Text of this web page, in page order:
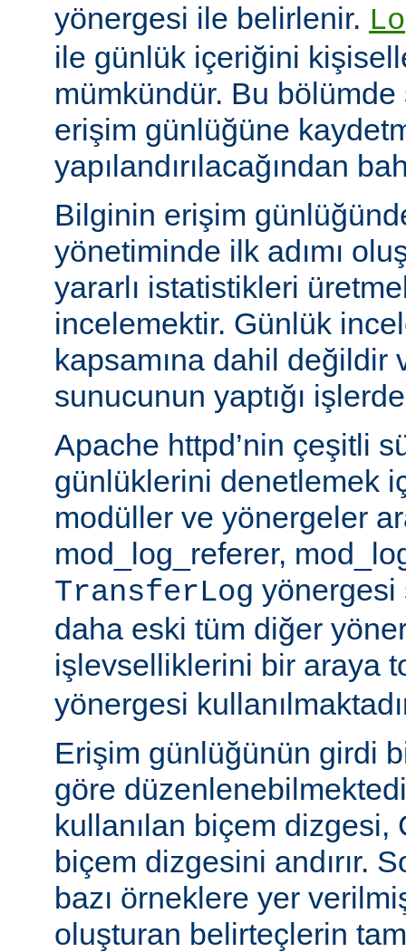
yönergesi ile belirlenir.
ile günlük içeriğini
mümkündür. Bu
erişim günlüğüne
yapılandırılacağından
Bilginin erişim
yönetiminde ilk adımı
yararlı istatistikleri
incelemektir. Günlük
kapsamına dahil değildir
sunucunun yaptığı
Apache httpd’nin çeşitli
günlüklerini denetlemek
modüller ve yönergeler
mod_log_referer,
TransferLog yönergesi
daha eski tüm diğer
işlevselliklerini bir araya
yönergesi
Erişim günlüğünün girdi
göre
kullanılan biçem dizgesi,
biçem dizgesini andırır.
bazı örneklere yer
oluşturan belirteçlerin